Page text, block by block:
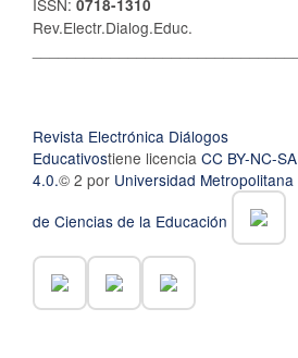
0718-1310
Rev.Electr.Dialog.Educ.
Revista Electrónica Diálogos
Educativostiene licencia CC BY-NC-SA
4.0.© 2 por Universidad Metropolitana
de Ciencias de la Educación